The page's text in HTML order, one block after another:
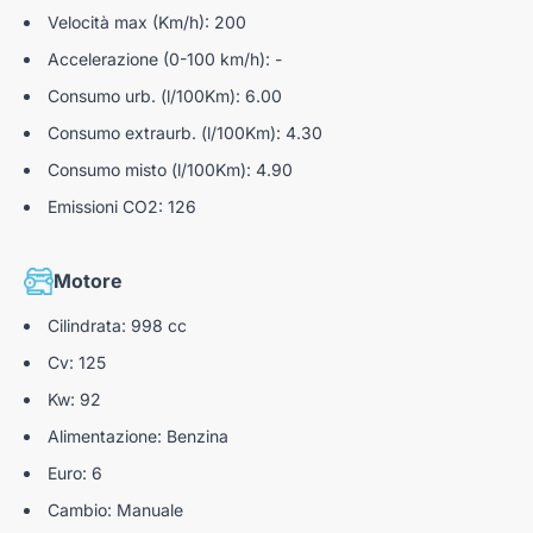
Attacchi ISOFIX
Intelligent Speed Assist
Lane Keeping Aid
Freno di stazionamento elettrico
parcheggio elettronica)
Sensori Di Parcheggio Anteriori E Posteriori
Telecamera posteriore
Modalità di guida selezionabile
Start&Stop
Ecomode (modalità di guida eco-sostenibile)
Velocità max (Km/h): 200
Accelerazione (0-100 km/h): -
Consumo urb. (l/100Km): 6.00
Consumo extraurb. (l/100Km): 4.30
Consumo misto (l/100Km): 4.90
Emissioni CO2: 126
Motore
Cilindrata: 998 cc
Cv: 125
Kw: 92
Alimentazione: Benzina
Euro: 6
Cambio: Manuale